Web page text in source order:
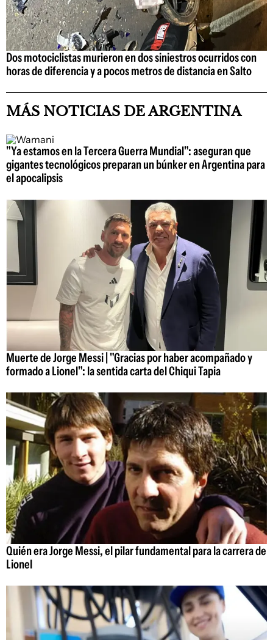
Dos motociclistas murieron en dos siniestros ocurridos con
horas de diferencia y a pocos metros de distancia en Salto
MÁS NOTICIAS DE ARGENTINA
"Ya estamos en la Tercera Guerra Mundial": aseguran que
gigantes tecnológicos preparan un búnker en Argentina para
el apocalipsis
Muerte de Jorge Messi | "Gracias por haber acompañado y
formado a Lionel": la sentida carta del Chiqui Tapia
Quién era Jorge Messi, el pilar fundamental para la carrera de
Lionel